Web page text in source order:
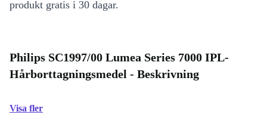
produkt gratis i 30 dagar.
Philips SC1997/00 Lumea Series 7000 IPL-
Hårborttagningsmedel - Beskrivning
Visa fler